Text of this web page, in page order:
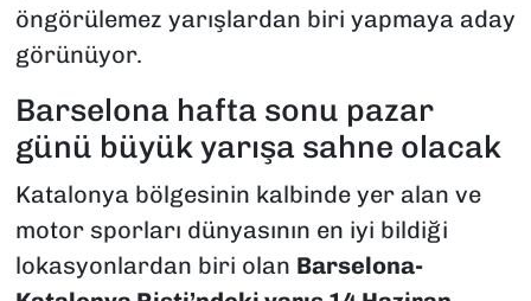
öngörülemez yarışlardan biri yapmaya aday
görünüyor.
Barselona hafta sonu pazar
günü büyük yarışa sahne olacak
Katalonya bölgesinin kalbinde yer alan ve
motor sporları dünyasının en iyi bildiği
lokasyonlardan biri olan Barselona-